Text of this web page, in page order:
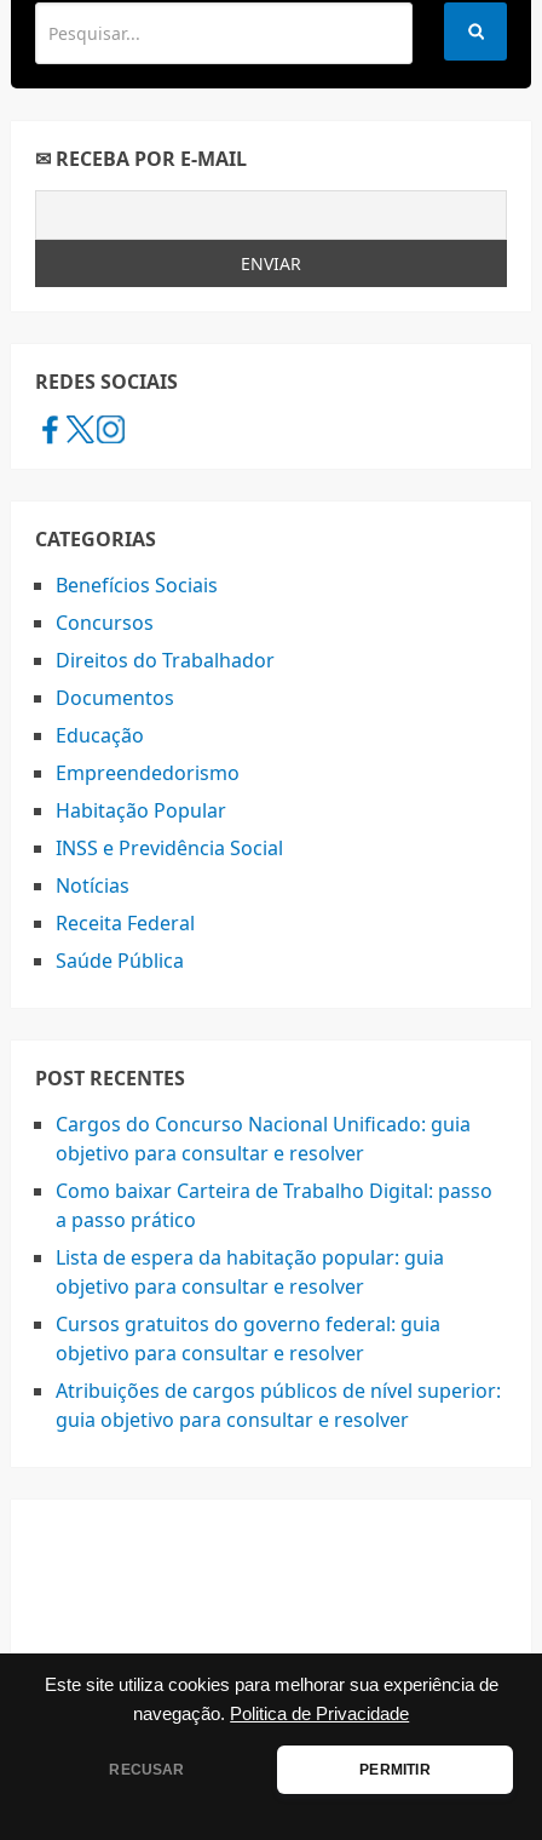
Este site utiliza cookies para melhorar sua experiência de
navegação. Politica de Privacidade
RECUSAR PERMITIR
✉ RECEBA POR E-MAIL
REDES SOCIAIS
CATEGORIAS
Benefícios Sociais
Concursos
Direitos do Trabalhador
Documentos
Educação
Empreendedorismo
Habitação Popular
INSS e Previdência Social
Notícias
Receita Federal
Saúde Pública
POST RECENTES
Cargos do Concurso Nacional Unificado: guia
objetivo para consultar e resolver
Como baixar Carteira de Trabalho Digital: passo
a passo prático
Lista de espera da habitação popular: guia
objetivo para consultar e resolver
Cursos gratuitos do governo federal: guia
objetivo para consultar e resolver
Atribuições de cargos públicos de nível superior:
guia objetivo para consultar e resolver